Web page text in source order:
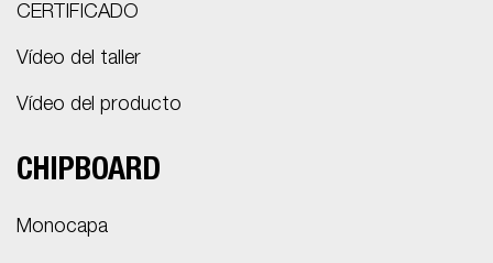
CERTIFICADO
Vídeo del taller
Vídeo del producto
CHIPBOARD
Monocapa